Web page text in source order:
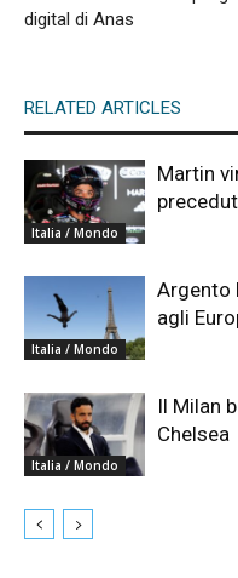
digital di Anas
RELATED ARTICLES
Italia / Mondo
Martin
Italia / Mondo
Argento
agli
Italia / Mondo
Il Milan
Chelsea